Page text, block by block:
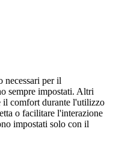
necessari per il
sempre impostati. Altri
il comfort durante l'utilizzo
o facilitare l'interazione
impostati solo con il